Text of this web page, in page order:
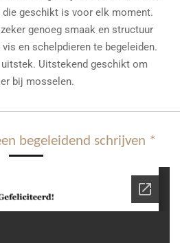
geschikt is voor elk moment.
genoeg smaak en structuur
en schelpdieren te begeleiden.
Uitstekend geschikt om
bij mosselen.
begeleidend schrijven *